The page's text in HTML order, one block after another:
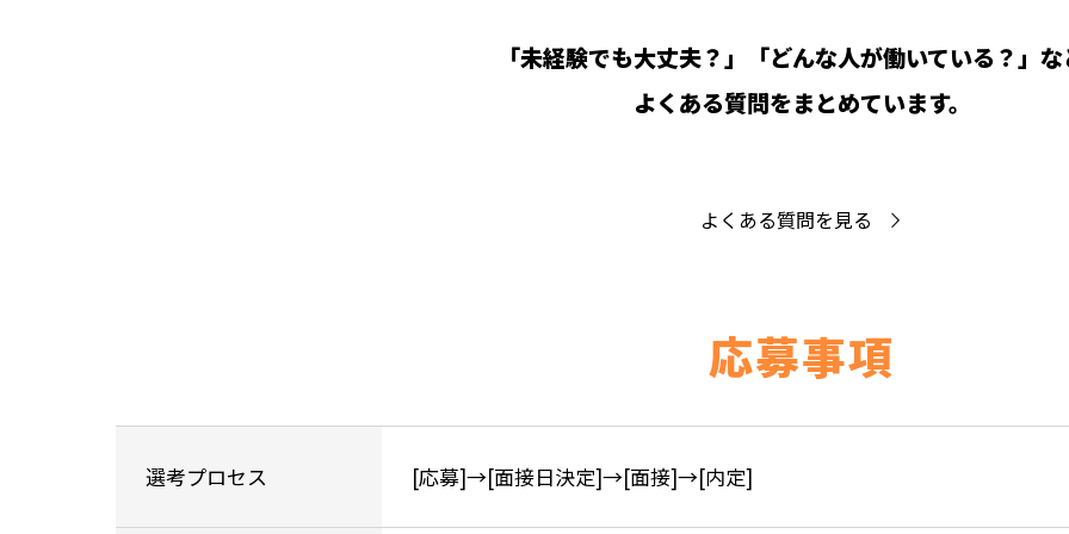
「未経験でも大丈夫？」「どんな人が働いている？」
よくある質問をまとめています。
よくある質問を見る
応募事項
選考プロセス [応募]→[面接日決定]→[面接]→[内定]